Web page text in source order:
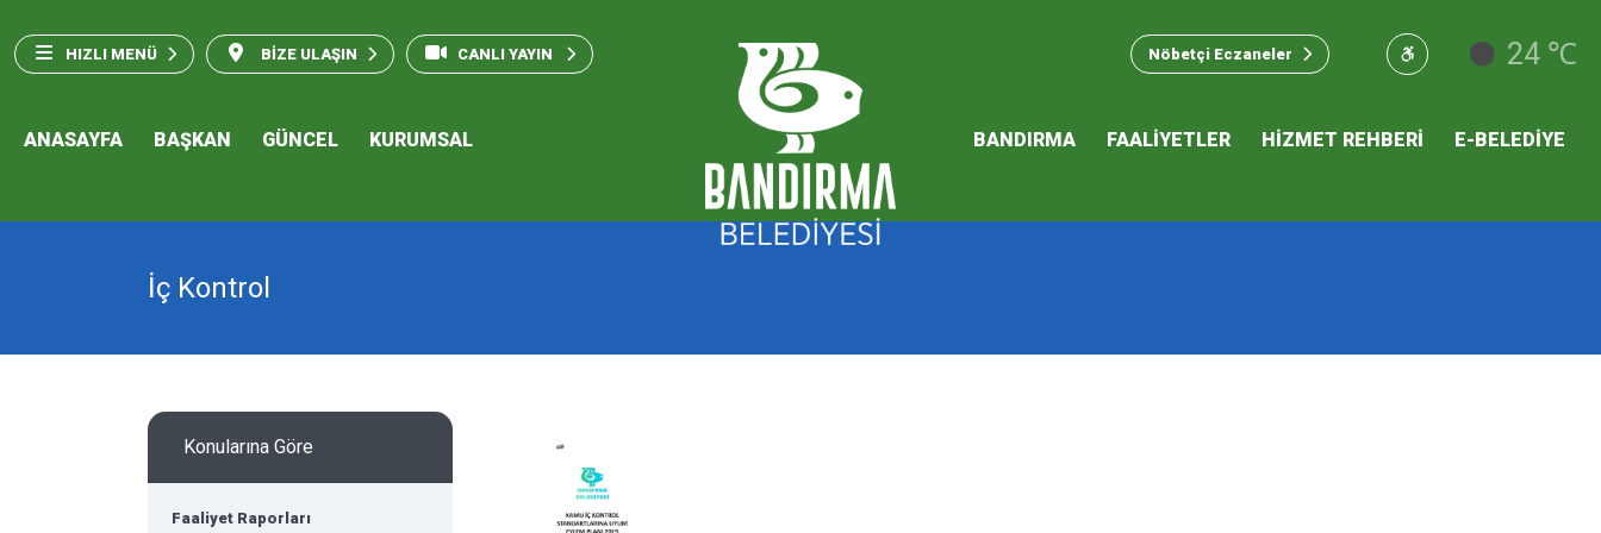
HIZLI MENÜ BİZE ULAŞIN CANLI YAYIN Nöbetçi Eczaneler 24 ℃
ANASAYFA BAŞKAN GÜNCEL KURUMSAL
2026 Performans Programı
BANDIRMA FAALİYETLER HİZMET REHBERİ E-BELEDİYE
İç Kontrol
Konularına Göre
Faaliyet Raporları